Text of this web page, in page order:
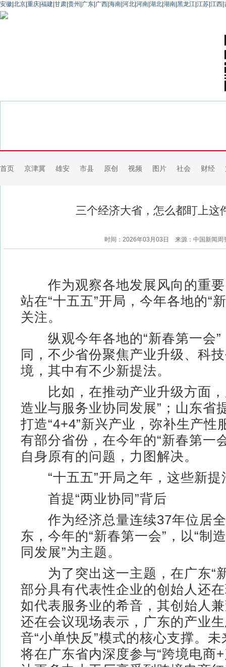
安徽 北京 重庆 福建 甘肃 贵州 广东 广西 海南 河北 河南 湖北 湖南 黑龙江 江苏 江西
首页 京津冀 雄安 市县 原创 视频 图片 社会 财经
三个经济大省，怎么都盯上这
时间：2026年03月03日 来源：中国新闻周
作为观察各地发展风向的重要
站在“十五五”开局，今年各地的“
关注。
纵观今年各地的“新春第一会”
同，不少省份聚焦产业升级、科
境，其中有不少新提法。
比如，在推动产业升级方面，
造业与服务业协同发展”；山东省
打造“4+4”新兴产业，弥补生产性
有部分省份，在今年的“新春第一
自身原有的问题，力图解决。
“十五五”开局之年，这些新提
首提“两业协同”背后
作为经济总量连续37年位居全
东，今年的“新春第一会”，以“制
同发展”为主题。
为了突出这一主题，在广东“
部分具有代表性企业的创始人还
如代表服务业的希音，其创始人
还在会议现场表示，广东的产业
音“小单快反”模式的核心支撑。
将在广东省内深度参与“跨境电商